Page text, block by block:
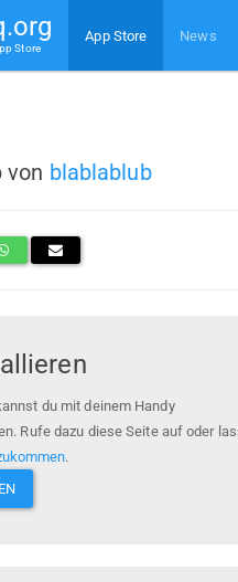
Store
App Store News
von blablablub
du mit deinem Handy
Rufe dazu diese Seite auf oder
.